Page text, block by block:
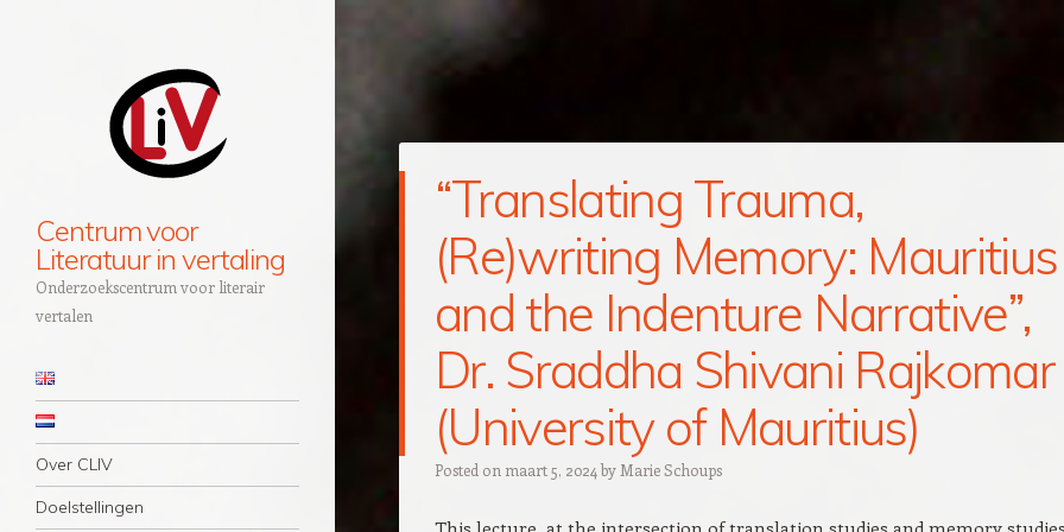
Centrum voor
Literatuur in vertaling
Onderzoekscentrum voor literair
vertalen
Navigation
Skip to content
Over CLIV
Doelstellingen
“Translating Trauma,
(Re)writing Memory: Mauritius
and the Indenture Narrative”,
Dr. Sraddha Shivani Rajkomar
(University of Mauritius)
Posted on maart 5, 2024 by Marie Schoups
This lecture, at the intersection of translation studies and memory